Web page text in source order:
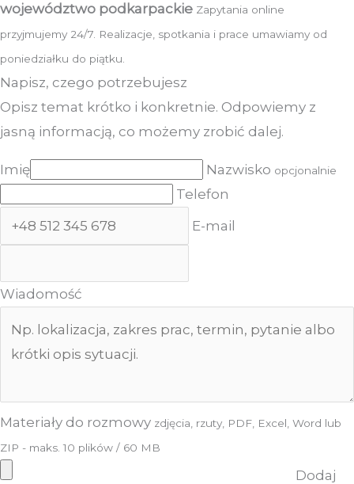
województwo podkarpackie Zapytania online
przyjmujemy 24/7. Realizacje, spotkania i prace umawiamy od
poniedziałku do piątku.
Napisz, czego potrzebujesz
Opisz temat krótko i konkretnie. Odpowiemy z
jasną informacją, co możemy zrobić dalej.
Imię Nazwisko opcjonalnie
Telefon
E-mail
Wiadomość
Materiały do rozmowy zdjęcia, rzuty, PDF, Excel, Word lub
ZIP - maks. 10 plików / 60 MB
Dodaj